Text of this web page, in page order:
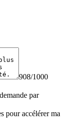
908/1000
par
pour accélérer ma